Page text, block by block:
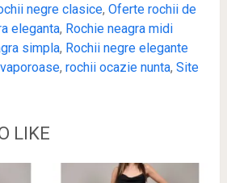
negre clasice, Oferte rochii de
eleganta, Rochie neagra midi
simpla, Rochii negre elegante
, rochii ocazie nunta, Site
LIKE